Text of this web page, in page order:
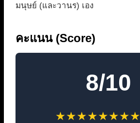
มนุษย์ (และวานร) เอง
คะแนน (Score)
8/10
★★★★★★★★